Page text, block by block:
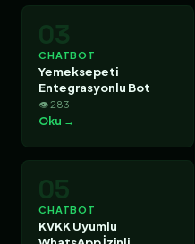
03
CHATBOT
Yemeksepeti
Entegrasyonlu Bot
👁 283
Oku →
05
CHATBOT
KVKK Uyumlu